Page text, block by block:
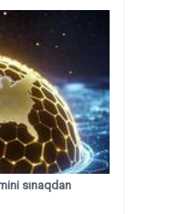
sınaqdan